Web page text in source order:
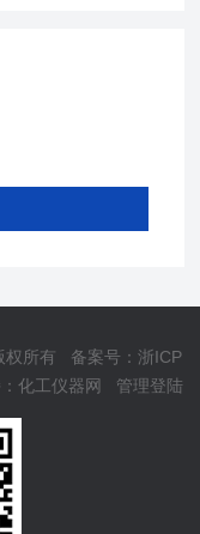
权所有 备案号：浙ICP
化工仪器网 管理登陆